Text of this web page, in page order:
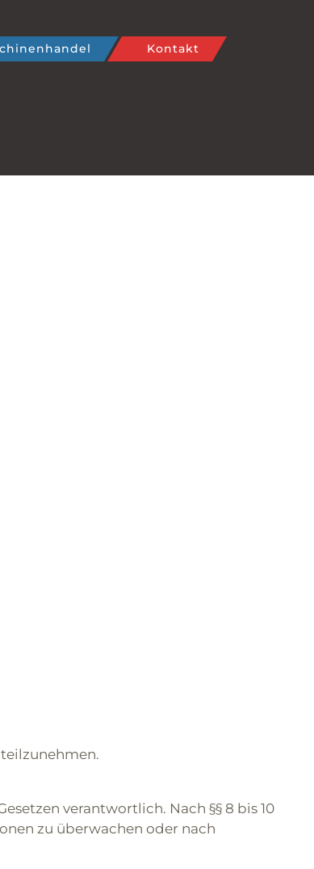
Kontakt
verantwortlich. Nach §§ 8 bis 10
zu überwachen oder nach